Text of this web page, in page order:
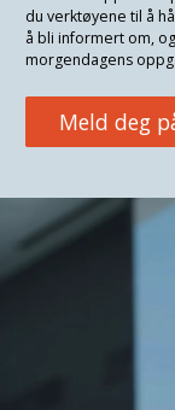
du verktøyene til å
å bli informert om,
morgendagens
Meld deg